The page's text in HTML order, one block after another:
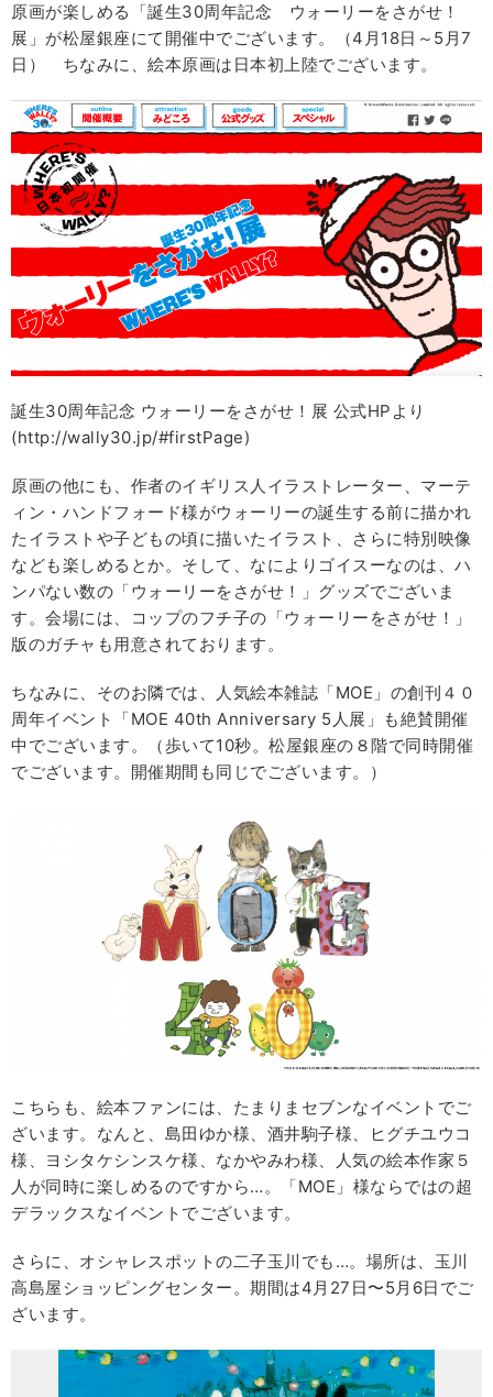
原画が楽しめる「誕生30周年記念 ウォーリーをさがせ！
展」が松屋銀座にて開催中でございます。（4月18日～5月7
日） ちなみに、絵本原画は日本初上陸でございます。
誕生30周年記念 ウォーリーをさがせ！展 公式HPより
(http://wally30.jp/#firstPage)
原画の他にも、作者のイギリス人イラストレーター、マーテ
ィン・ハンドフォード様がウォーリーの誕生する前に描かれ
たイラストや子どもの頃に描いたイラスト、さらに特別映像
なども楽しめるとか。そして、なによりゴイスーなのは、ハ
ンパない数の「ウォーリーをさがせ！」グッズでございま
す。会場には、コップのフチ子の「ウォーリーをさがせ！」
版のガチャも用意されております。
ちなみに、そのお隣では、人気絵本雑誌「MOE」の創刊４０
周年イベント「MOE 40th Anniversary 5人展」も絶賛開催
中でございます。（歩いて10秒。松屋銀座の８階で同時開催
でございます。開催期間も同じでございます。）
こちらも、絵本ファンには、たまりまセブンなイベントでご
ざいます。なんと、島田ゆか様、酒井駒子様、ヒグチユウコ
様、ヨシタケシンスケ様、なかやみわ様、人気の絵本作家５
人が同時に楽しめるのですから…。「MOE」様ならではの超
デラックスなイベントでございます。
さらに、オシャレスポットの二子玉川でも…。場所は、玉川
高島屋ショッピングセンター。期間は4月27日〜5月6日でご
ざいます。